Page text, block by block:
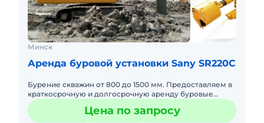
Минск
Аренда буровой установки Sany SR220C
Бурение скважин от 800 до 1500 мм. Предоставляем в
краткосрочную и долгосрочную аренду буровые
установки на территории Российский Федерации.
Цена по запросу